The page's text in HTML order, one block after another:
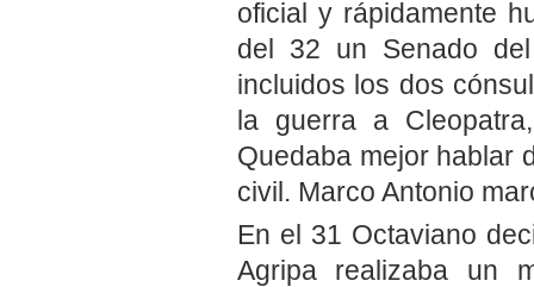
oficial y rápidamente
del 32 un Senado
incluidos los dos
la guerra a
Quedaba mejor hablar
civil. Marco Antonio
En el 31 Octaviano
Agripa realizaba un